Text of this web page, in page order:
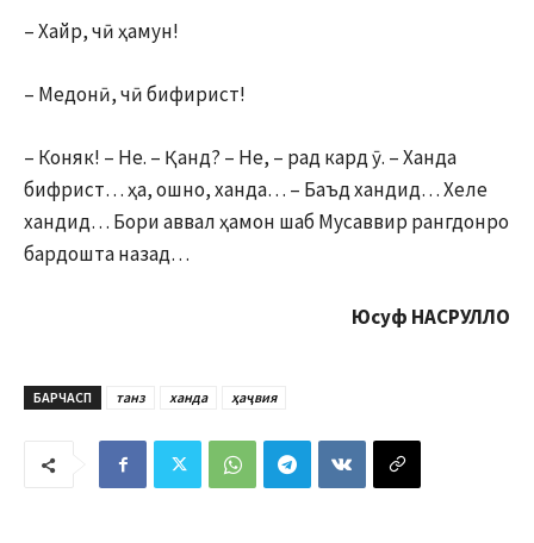
– Хайр, чӣ ҳамун!
– Медонӣ, чӣ бифирист!
– Коняк! – Не. – Қанд? – Не, – рад кард ӯ. – Ханда
бифрист… ҳа, ошно, ханда… – Баъд хандид… Хеле
хандид… Бори аввал ҳамон шаб Мусаввир рангдонро
бардошта назад…
Юсуф НАСРУЛЛО
БАРЧАСП танз ханда ҳаҷвия